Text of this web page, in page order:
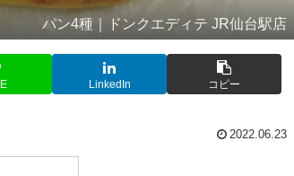
パン4種｜ドンクエディテ JR仙台駅店
LinkedIn コピー
2022.06.23